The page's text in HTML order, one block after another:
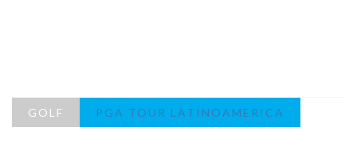
GOLF PGA TOUR LATINOAMERICA